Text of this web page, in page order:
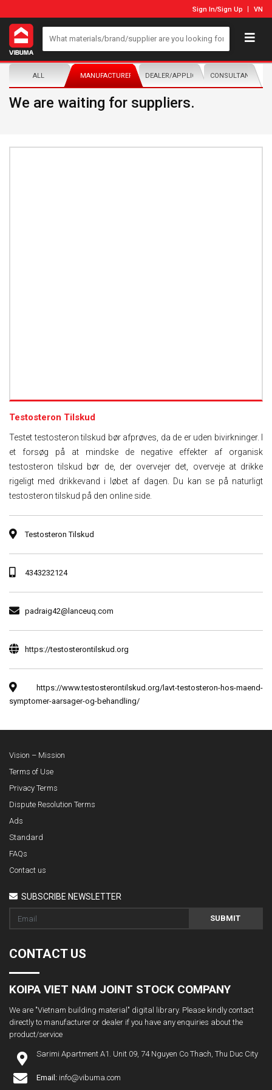
Sign In/Sign Up VN
ALL MANUFACTURER/DISTRIBUTORDEALER/APPLICATORCONSULTANTS
We are waiting for suppliers.
Testosteron Tilskud
Testet testosteron tilskud bør afprøves, da de er uden bivirkninger. I
et forsøg på at mindske de negative effekter af organisk
testosteron tilskud bør de, der overvejer det, overveje at drikke
rigeligt med drikkevand i løbet af dagen. Du kan se på naturligt
testosteron tilskud på den online side.
Testosteron Tilskud
4343232124
padraig42@lanceuq.com
https://testosterontilskud.org
https://www.testosterontilskud.org/lavt-testosteron-hos-maend-
symptomer-aarsager-og-behandling/
Vision – Mission
Terms of Use
Privacy Terms
Dispute Resolution Terms
Ads
Standard
FAQs
Contact us
SUBSCRIBE NEWSLETTER
SUBMIT
CONTACT US
KOIPA VIET NAM JOINT STOCK COMPANY
We are "Vietnam building material" digital library. Please kindly contact
directly to manufacturer or dealer if you have any enquiries about the
product/service
Sarimi Apartment A1. Unit 09, 74 Nguyen Co Thach, Thu Duc City
Email: info@vibuma.com